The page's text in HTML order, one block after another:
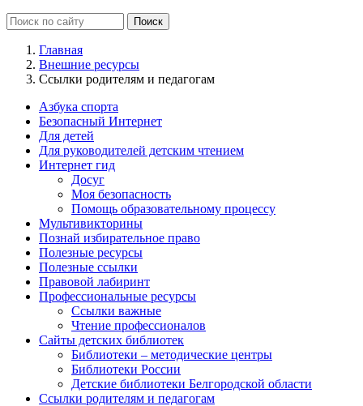
Главная
Внешние ресурсы
Ссылки родителям и педагогам
Азбука спорта
Безопасный Интернет
Для детей
Для руководителей детским чтением
Интернет гид
Досуг
Моя безопасность
Помощь образовательному процессу
Мультивикторины
Познай избирательное право
Полезные ресурсы
Полезные ссылки
Правовой лабиринт
Профессиональные ресурсы
Ссылки важные
Чтение профессионалов
Сайты детских библиотек
Библиотеки – методические центры
Библиотеки России
Детские библиотеки Белгородской области
Ссылки родителям и педагогам